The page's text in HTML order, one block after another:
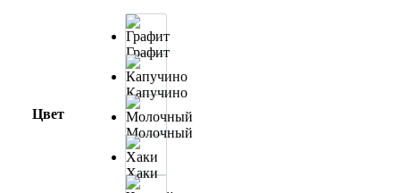
Цвет
Графит
Капучино
Молочный
Хаки